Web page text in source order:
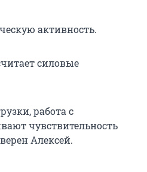
активность.
силовые
работа с
чувствительность
Алексей.